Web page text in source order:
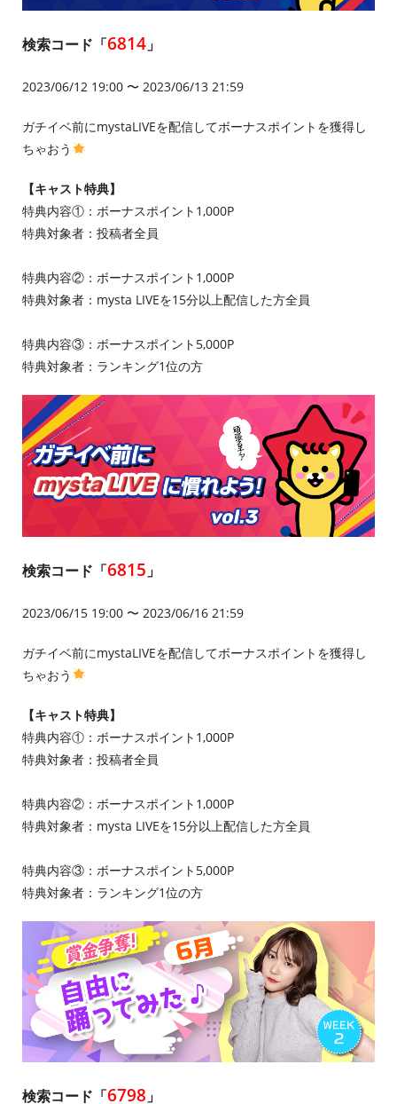
検索コード「6814」
2023/06/12 19:00 〜 2023/06/13 21:59
ガチイベ前にmystaLIVEを配信してボーナスポイントを獲得し
ちゃおう
【キャスト特典】
特典内容①：ボーナスポイント1,000P
特典対象者：投稿者全員
特典内容②：ボーナスポイント1,000P
特典対象者：mysta LIVEを15分以上配信した方全員
特典内容③：ボーナスポイント5,000P
特典対象者：ランキング1位の方
検索コード「6815 」
2023/06/15 19:00 〜 2023/06/16 21:59
ガチイベ前にmystaLIVEを配信してボーナスポイントを獲得し
ちゃおう
【キャスト特典】
特典内容①：ボーナスポイント1,000P
特典対象者：投稿者全員
特典内容②：ボーナスポイント1,000P
特典対象者：mysta LIVEを15分以上配信した方全員
特典内容③：ボーナスポイント5,000P
特典対象者：ランキング1位の方
検索コード「6798 」